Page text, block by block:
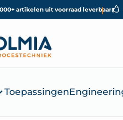
artikelen uit voorraad leverbaar
Toepassingen